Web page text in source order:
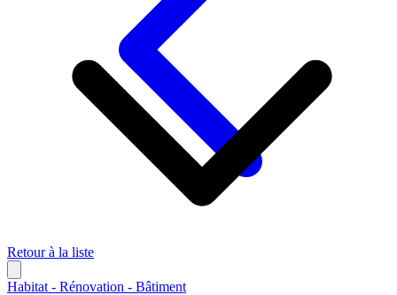
Retour à la liste
Habitat - Rénovation - Bâtiment